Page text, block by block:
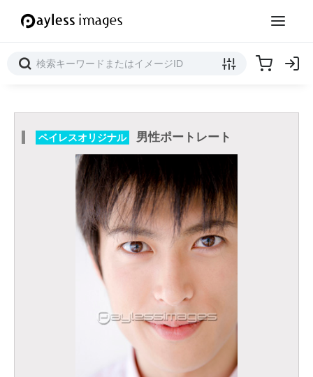
ペイレスオリジナル 男性ポートレート